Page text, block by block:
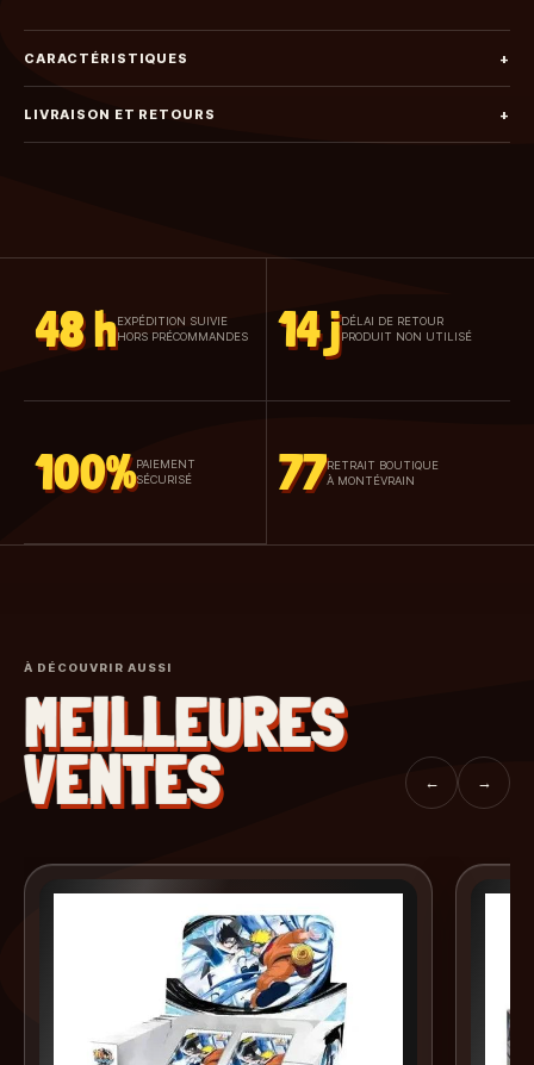
CARACTÉRISTIQUES +
LIVRAISON ET RETOURS +
48 h EXPÉDITION SUIVIE
HORS PRÉCOMMANDES
14 jDÉLAI DE RETOUR
PRODUIT NON UTILISÉ
100% PAIEMENT
SÉCURISÉ
77RETRAIT BOUTIQUE
À MONTÉVRAIN
À DÉCOUVRIR AUSSI
MEILLEURES
VENTES ← →